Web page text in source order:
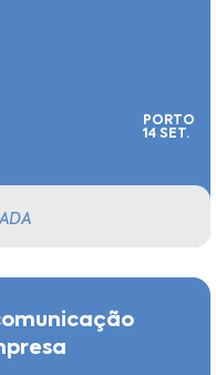
PORTO
14 SET.